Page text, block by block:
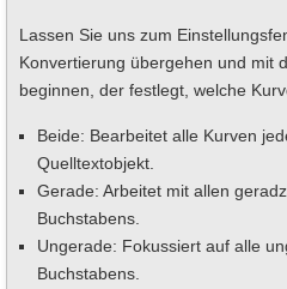
Lassen Sie uns zum
Konvertierung übergehen und mit
beginnen, der festlegt, welche
Beide: Bearbeitet alle Kurven
Quelltextobjekt.
Gerade: Arbeitet mit allen
Buchstabens.
Ungerade: Fokussiert auf alle
Buchstabens.